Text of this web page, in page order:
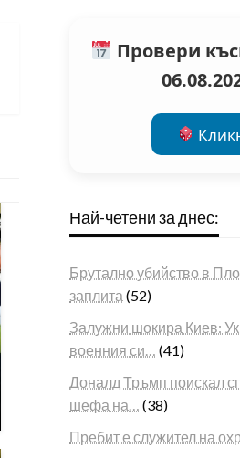
Провери
Най-четени за днес:
Брутално убийство в
заплита (52)
Залужни шокира Киев:
военния си…
(41)
Доналд Тръмп поискал
шефа на…
(38)
Пребит е служител на